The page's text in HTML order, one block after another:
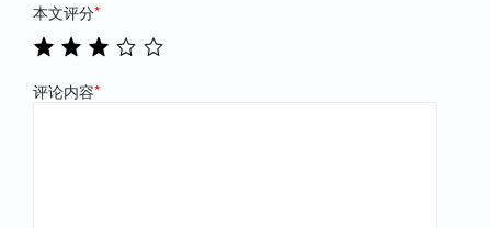
本文评分*
评论内容*